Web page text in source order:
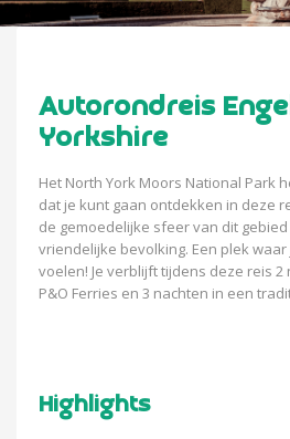
Autorondreis
Yorkshire
Het North York Moors National Park
dat je kunt gaan ontdekken in deze
de gemoedelijke sfeer van dit
vriendelijke bevolking. Een plek
voelen! Je verblijft tijdens deze reis
P&O Ferries en 3 nachten in een
Highlights